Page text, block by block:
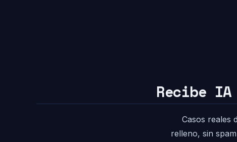
Recibe
Casos reales
relleno, sin